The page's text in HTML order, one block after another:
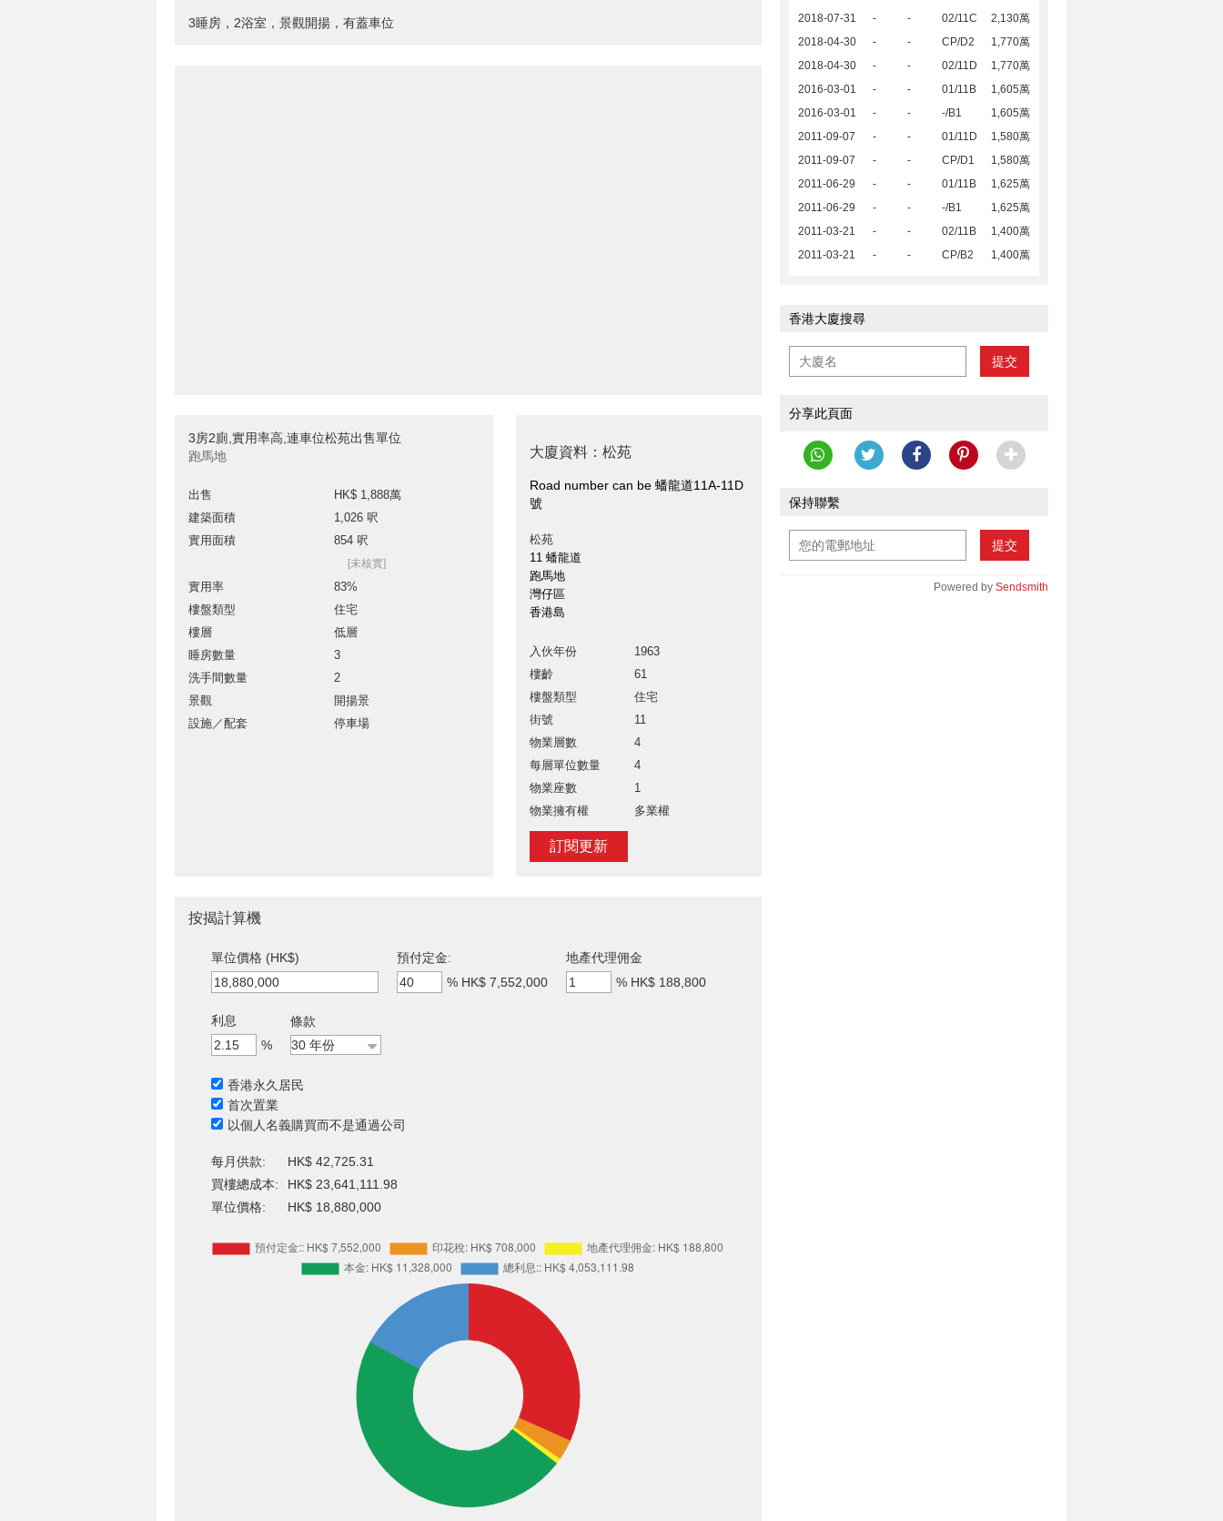
3睡房，2浴室，景觀開揚，有蓋車位
3房2廁,實用率高,連車位松苑出售單位
跑馬地
出售
HK$ 1,888萬
建築面積
1,026 呎
實用面積
854 呎
[未核實]
實用率
83%
樓盤類型
住宅
樓層
低層
睡房數量
3
洗手間數量
2
景觀
開揚景
設施／配套
停車場
大廈資料：松苑
Road number can be 蟠龍道11A-11D
號
松苑
11 蟠龍道
跑馬地
灣仔區
香港島
入伙年份
1963
樓齡
61
樓盤類型
住宅
街號
11
物業層數
4
每層單位數量
4
物業座數
1
物業擁有權
多業權
訂閱更新
2018-07-31
- - 02/11C
2,130萬
2018-04-30
- - CP/D2
1,770萬
2018-04-30
- - 02/11D
1,770萬
2016-03-01
- - 01/11B
1,605萬
2016-03-01
- - -/B1
1,605萬
2011-09-07
- - 01/11D
1,580萬
2011-09-07
- - CP/D1
1,580萬
2011-06-29
- - 01/11B
1,625萬
2011-06-29
- - -/B1
1,625萬
2011-03-21
- - 02/11B
1,400萬
2011-03-21
- - CP/B2 1,400萬
香港大廈搜尋
提交
分享此頁面
保持聯繫
提交
Powered by Sendsmith
按揭計算機
單位價格 (HK$)
預付定金:
% HK$ 7,552,000
地產代理佣金
% HK$ 188,800
利息
%
條款
香港永久居民
首次置業
以個人名義購買而不是通過公司
每月供款:
HK$ 42,725.31
買樓總成本:
HK$ 23,641,111.98
單位價格:
HK$ 18,880,000